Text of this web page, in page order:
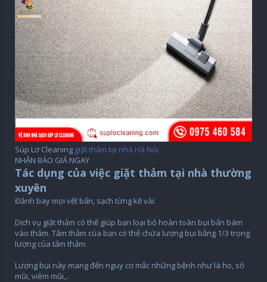
Súp Lơ Cleaning giặt thảm tại nhà Hà Nội
NHẬN BÁO GIÁ NGAY
Tác dụng của việc giặt thảm tại nhà thường
xuyên
Đánh bay mọi vết bẩn, sạch từng kẽ vải:
Dịch vụ giặt thảm có thể giúp bạn loại bỏ hoàn toàn bụi bẩn bám
vào thảm. Tấm thảm của bạn có thể chứa lượng bụi bằng 1/3 trọng
lượng của tấm thảm.
Lượng bụi này mang đến nguy cơ mắc những bệnh như là ho, số
mũi, viêm mũi,..